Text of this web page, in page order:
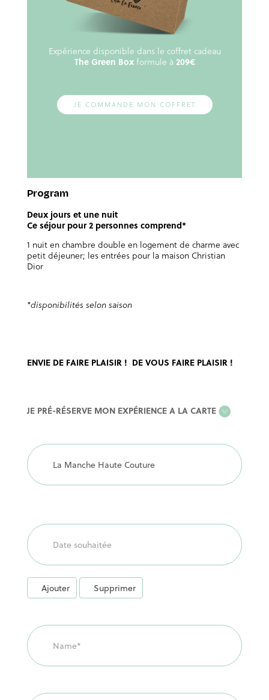
Expérience disponible dans le coffret cadeau
The Green Box formule à209€
JE COMMANDE MON COFFRET
Program
Deux jours et une nuit
Ce séjour pour 2 personnes comprend*
1 nuit en chambre double en logement de charme avec
petit déjeuner; les entrées pour la maison Christian
Dior
*disponibilités selon saison
ENVIE DE FAIRE PLAISIR ! DE VOUS FAIRE PLAISIR !
EXPERIENCE
CARTE
JE PRÉ-RÉSERVE MON EXPÉRIENCE A LA CARTE
Ajouter Supprimer